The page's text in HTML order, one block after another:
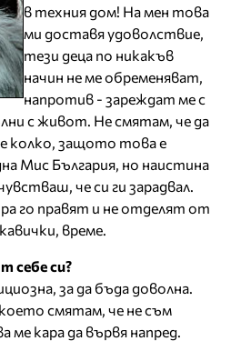
в техния дом! На мен това
ми доставя удоволствие,
тези деца по никакъв
начин не ме обременяват,
напротив - зареждат ме с
с живот. Не смятам, че да
колко, защото това е
Мис България, но наистина
че си ги зарадвал.
го правят и не отделят от
време.
себе си?
за да бъда доволна.
смятам, че не съм
кара да вървя напред.